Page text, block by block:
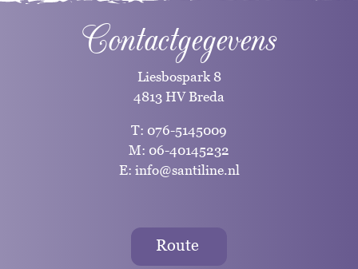
Contactgegevens
Liesbospark 8
4813 HV Breda
T: 076-5145009
M: 06-40145232
E: info@santiline.nl
Route